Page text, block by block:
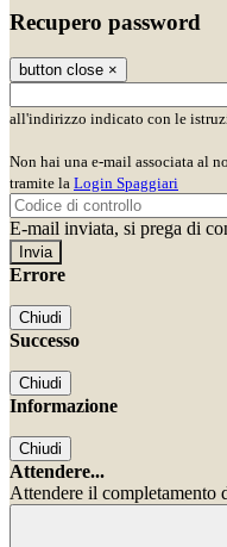
Recupero password
button close ×
all'indirizzo indicato con le
Non hai una e-mail associata al
tramite la Login Spaggiari
E-mail inviata, si prega di
Errore
Chiudi
Successo
Chiudi
Informazione
Chiudi
Attendere...
Attendere il completamento